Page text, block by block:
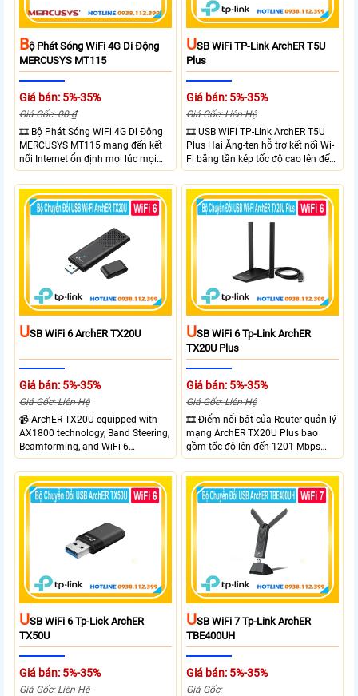
BỘ Phát Sóng WiFi 4G Di Động
MERCUSYS MT115
Giá bán: 5%-35%
Giá Gốc: 00 ₫
🎞 Bộ Phát Sóng WiFi 4G Di Động
MERCUSYS MT115 mang đến kết
nối Internet ổn định mọi lúc mọi
nơi với tốc độ 4G LTE tải xuống lên
đến 150Mbps. Chuẩn WiFi 6
AX300, pin 2400mAh hoạt động
đến 10 giờ và khả năng kết nối
USB WiFi TP-Link ArchER T5U
Plus
Giá bán: 5%-35%
Giá Gốc: Liên Hệ
🎞 USB WiFi TP-Link ArchER T5U
Plus Hai Ăng-ten hỗ trợ kết nối Wi-
Fi băng tần kép tốc độ cao lên đến
1300 Mbps. Hai ăng-ten ngoài kết
hợp công nghệ Beamforming giúp
tăng cường tín hiệu và vùng phủ
sóng. USB 3.0 cho tốc độ truyền dữ
và cài đặt dễ dàng không cần đĩa
tư
USB WiFi 6 ArchER TX20U
Giá bán: 5%-35%
Giá Gốc: Liên Hệ
📹 ArchER TX20U equipped with
AX1800 technology, Band Steering,
Beamforming, and WiFi 6
transmission. Band Steering
technology optimizes connections,
Beamforming enhances signal
focus for better coverage. Upgrade
leading-edge features.
USB WiFi 6 Tp-Link ArchER
TX20U Plus
Giá bán: 5%-35%
Giá Gốc: Liên Hệ
🎞 Điểm nổi bật của Router quản lý
mạng ArchER TX20U Plus bao
gồm tốc độ lên đến 1201 Mbps
trên băng tần 5 GHz và 574 Mbps
trên băng tần 2.4 GHz. công nghệ
Band Steering, Beamforming và
Wifi 6 cung cấp hiệu suất cao và
ổn định cho mạng Wi-Fi của bạn.
USB WiFi 6 Tp-Lick ArchER
TX50U
Giá bán: 5%-35%
Giá Gốc: Liên Hệ
USB WiFi 7 Tp-Link ArchER
TBE400UH
Giá bán: 5%-35%
Giá Gốc: